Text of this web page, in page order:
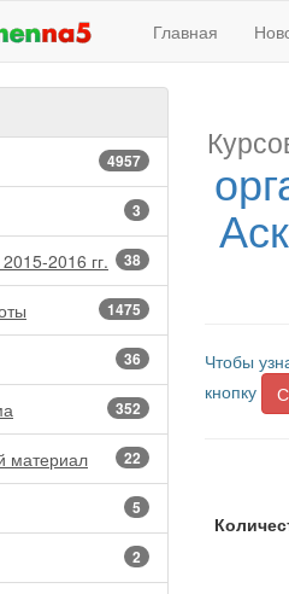
Главная
4957
3
38
2016 гг.
1475
36
352
22
материал
5
2
Чтобы
кнопку